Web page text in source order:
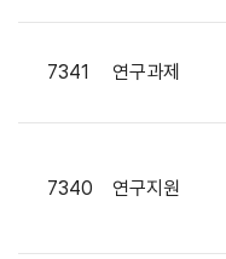
7341 연구과제
7340 연구지원